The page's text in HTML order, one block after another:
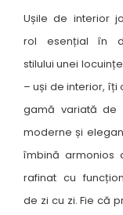
Ușile de interior
rol esențial în
stilului unei
– uși de interior, îți
gamă variată de
moderne și
îmbină armonios
rafinat cu
de zi cu zi. Fie că